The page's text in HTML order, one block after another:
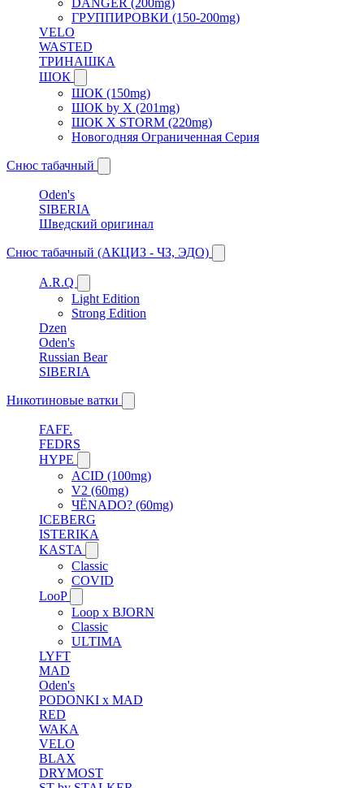
ГРУППИРОВКИ (150-200mg)
VELO
WASTED
ТРИНАШКА
ШОК
ШОК (150mg)
ШОК by X (201mg)
ШОК X STORM (220mg)
Новогодняя Ограниченная Серия
Снюс табачный
Oden's
SIBERIA
Шведский оригинал
Снюс табачный (АКЦИЗ - ЧЗ, ЭДО)
A.R.Q
Light Edition
Strong Edition
Dzen
Oden's
Russian Bear
SIBERIA
Никотиновые ватки
FAFF.
FEDRS
HYPE
ACID (100mg)
V2 (60mg)
ЧЁNADO? (60mg)
ICEBERG
ISTERIKA
KASTA
Classic
COVID
LooP
Loop x BJORN
Classic
ULTIMA
LYFT
MAD
Oden's
PODONKI x MAD
RED
WAKA
VELO
BLAX
DRYMOST